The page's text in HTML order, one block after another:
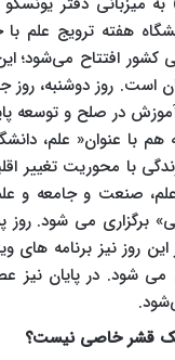
هفته ترویج علم
افتتاح می‌شود؛ این
بازدیدکنندگان است. روز
در صلح و توسعه
عنوان« علم،
محوریت تغییر
علم، صنعت و جامعه و
برگزاری می شود.
روز نیز برنامه
می شود. در پایان نیز
یک قشر خاصی نیست؟